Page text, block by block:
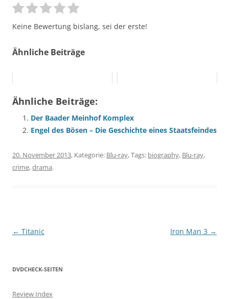
Keine Bewertung bislang, sei der erste!
Ähnliche Beiträge
Ähnliche Beiträge:
Der Baader Meinhof Komplex
Engel des Bösen – Die Geschichte eines Staatsfeindes
20. November 2013, Kategorie: Blu-ray, Tags: biography, Blu-ray,
crime,drama.
Beitragsnavigation
← Titanic Iron Man 3 →
DVDCHECK-SEITEN
Review Index